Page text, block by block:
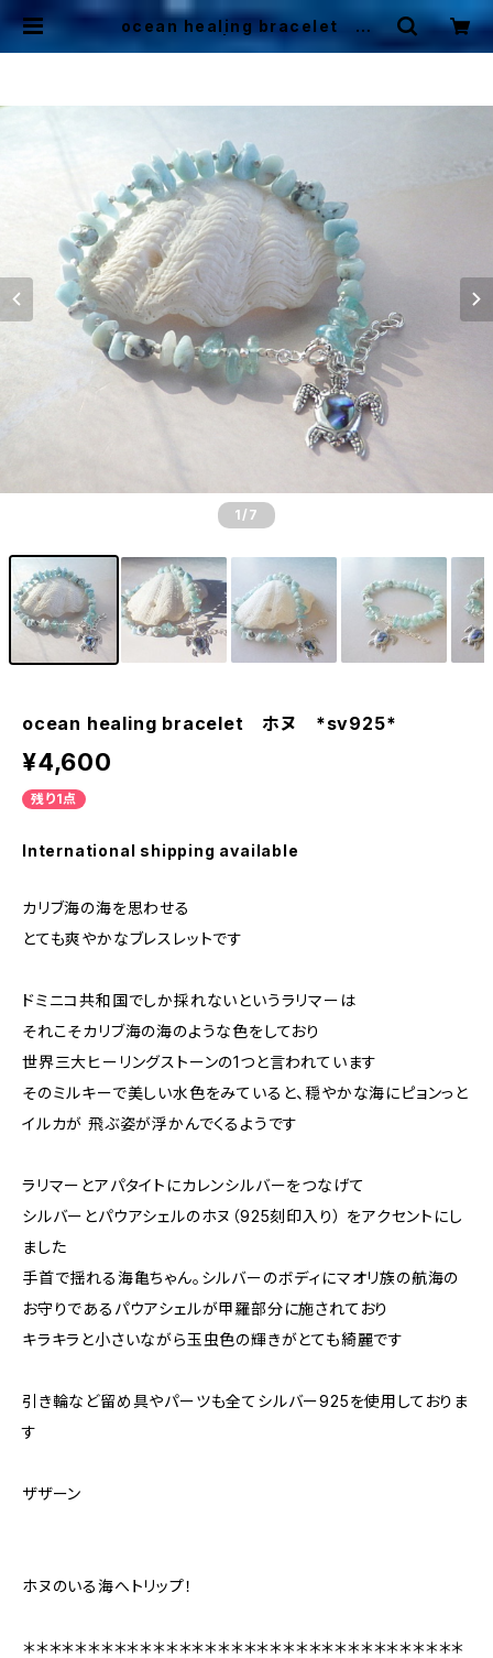
ocean healing bracelet ホ
ヌ *sv925* | Mermaid Cottag
1 /7
ocean healing bracelet ホヌ *sv925*
¥4,600
残り1点
International shipping available
カリブ海の海を思わせる
とても爽やかなブレスレットです
ドミニコ共和国でしか採れないというラリマーは
それこそカリブ海の海のような色をしており
世界三大ヒーリングストーンの1つと言われています
そのミルキーで美しい水色をみていると、穏やかな海にピョンっと
イルカが 飛ぶ姿が浮かんでくるようです
ラリマーとアパタイトにカレンシルバーをつなげて
シルバーとパウアシェルのホヌ（925刻印入り） をアクセントにし
ました
手首で揺れる海亀ちゃん。シルバーのボディにマオリ族の航海の
お守りであるパウアシェルが甲羅部分に施されており
キラキラと小さいながら玉虫色の輝きがとても綺麗です
引き輪など留め具やパーツも全てシルバー925を使用しておりま
す
ザザーン
ホヌのいる海へトリップ！
＊＊＊＊＊＊＊＊＊＊＊＊＊＊＊＊＊＊＊＊＊＊＊＊＊＊＊＊＊＊＊＊＊＊